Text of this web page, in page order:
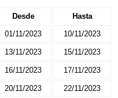
Desde
Hasta
01/11/2023 10/11/2023
13/11/2023 15/11/2023
16/11/2023 17/11/2023
20/11/2023 22/11/2023